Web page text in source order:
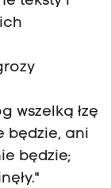
wszelką łzę
będzie, ani
będzie;